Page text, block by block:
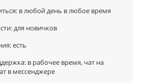
в любой день в любое время
для новичков
есть
в рабочее время, чат на
в мессенджере